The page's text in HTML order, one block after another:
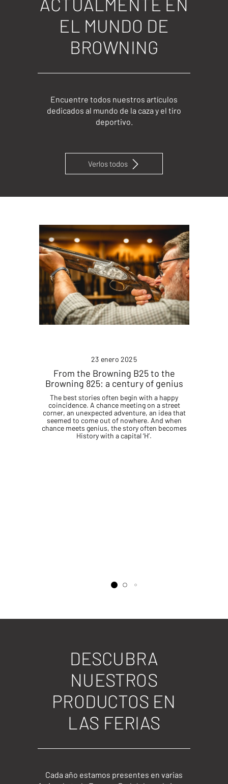
EL MUNDO DE
BROWNING
Encuentre todos nuestros artículos
dedicados al mundo de la caza y el tiro
deportivo.
Verlos todos
23 enero 2025
From the Browning B25 to the
Browning 825: a century of genius
The best stories often begin with a happy
coincidence. A chance meeting on a street
corner, an unexpected adventure, an idea that
seemed to come out of nowhere. And when
chance meets genius, the story often becomes
History with a capital ‘H’.
DESCUBRA
NUESTROS
PRODUCTOS EN
LAS FERIAS
Cada año estamos presentes en varias